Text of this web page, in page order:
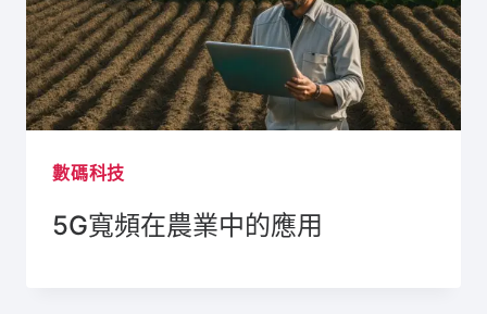
數碼科技
5G寬頻在農業中的應用